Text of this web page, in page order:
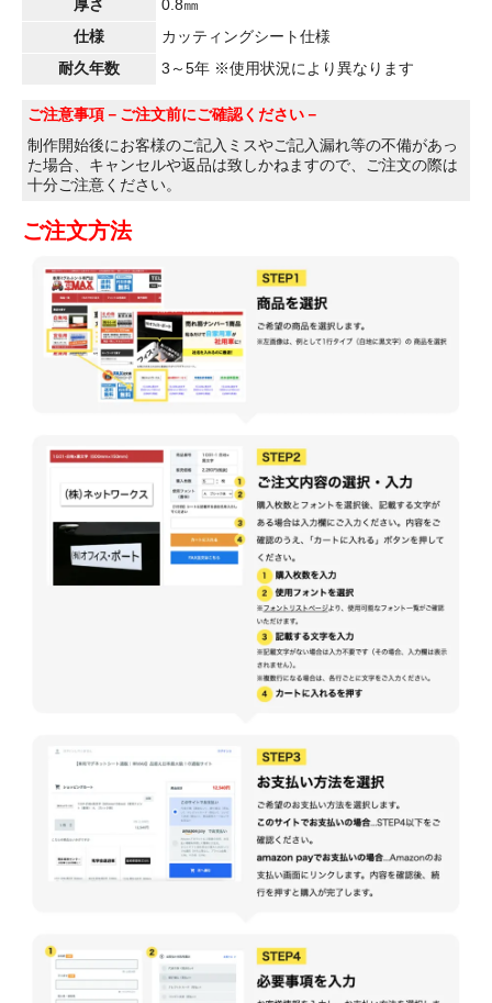
厚さ
0.8㎜
仕様
カッティングシート仕様
耐久年数
3～5年 ※使用状況により異なります
ご注意事項 －ご注文前にご確認ください－
制作開始後にお客様のご記入ミスやご記入漏れ等の不備があっ
た場合、キャンセルや返品は致しかねますので、ご注文の際は
十分ご注意ください。
ご注文方法